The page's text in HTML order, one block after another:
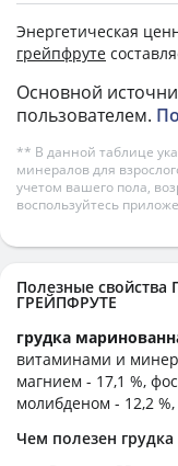
Энергетическая
грейпфруте
Основной
пользователем.
** В данной таблице
минералов для
учетом вашего пола,
воспользуйтесь
Полезные
ГРЕЙПФРУТЕ
грудка
витаминами и
магнием - 17,1 %,
молибденом - 12,2
Чем полезен